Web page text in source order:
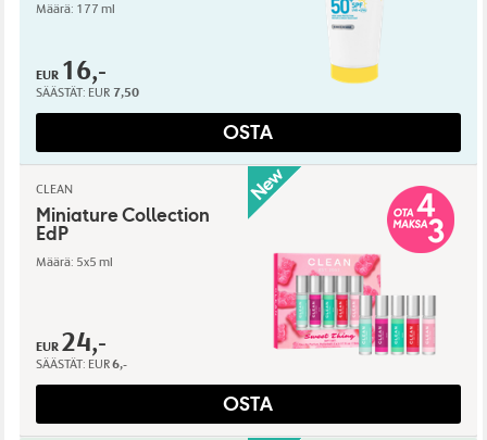
Määrä: 177 ml
EUR 16,-
SÄÄSTÄT: EUR 7,50
OSTA
CLEAN
Miniature Collection
EdP
Määrä: 5x5 ml
EUR 24,-
SÄÄSTÄT: EUR6,-
OSTA